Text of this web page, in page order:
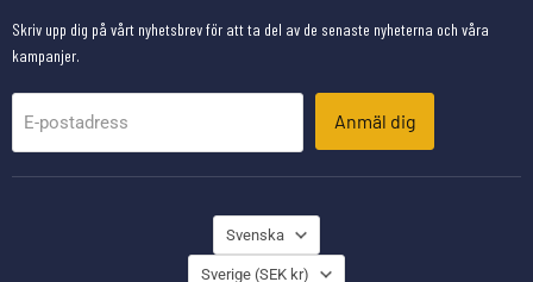
Skriv upp dig på vårt nyhetsbrev för att ta del av de senaste nyheterna och våra
kampanjer.
E-postadress Anmäl dig
SPRÅK
Svenska
LAND
Sverige (SEK kr)